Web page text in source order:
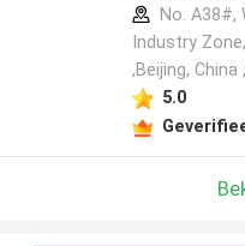
No. A38#,
Industry
,Beijing, China
5.0